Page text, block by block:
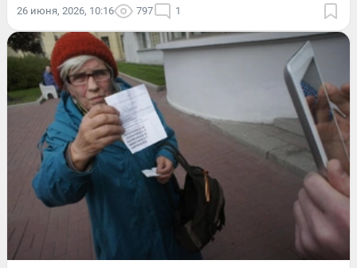
26 июня, 2026, 10:16 797 1